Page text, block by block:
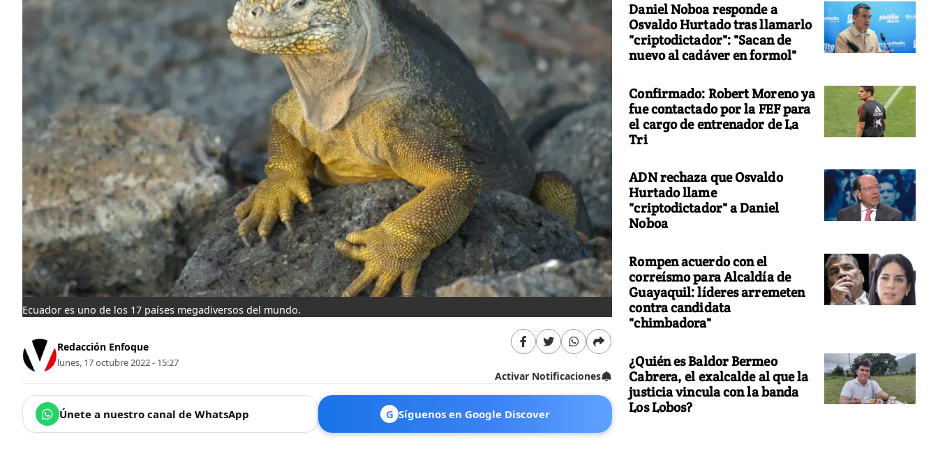
Ecuador es uno de los 17 países megadiversos del mundo.
Redacción Enfoque
lunes, 17 octubre 2022 - 15:27
Activar Notificaciones
Únete a nuestro canal de WhatsApp G Síguenos en Google Discover
Daniel Noboa responde a
Osvaldo Hurtado tras llamarlo
"criptodictador": "Sacan de
nuevo al cadáver en formol"
Confirmado: Robert Moreno ya
fue contactado por la FEF para
el cargo de entrenador de La
Tri
ADN rechaza que Osvaldo
Hurtado llame
"criptodictador" a Daniel
Noboa
Rompen acuerdo con el
correísmo para Alcaldía de
Guayaquil: líderes arremeten
contra candidata
"chimbadora"
¿Quién es Baldor Bermeo
Cabrera, el exalcalde al que la
justicia vincula con la banda
Los Lobos?